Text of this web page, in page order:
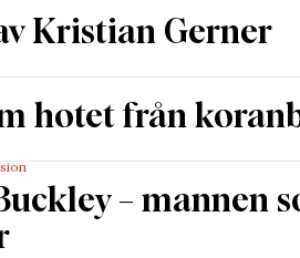
Kristian Gerner
hotet från
– mannen